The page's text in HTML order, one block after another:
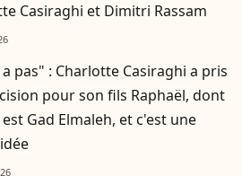
Casiraghi et Dimitri Rassam
pas" : Charlotte Casiraghi a pris
pour son fils Raphaël, dont
Gad Elmaleh, et c'est une